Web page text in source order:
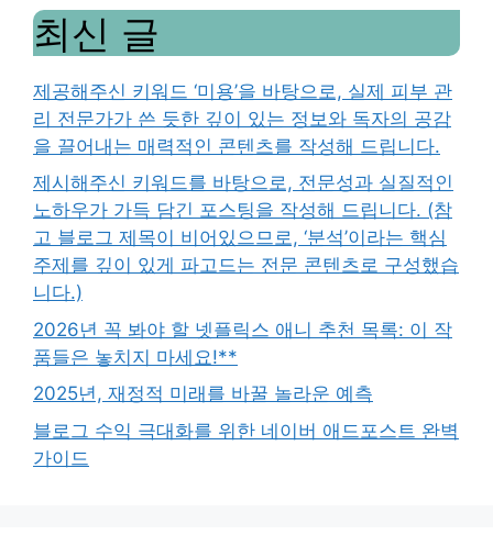
최신 글
제공해주신 키워드 ‘미용’을 바탕으로, 실제 피부 관
리 전문가가 쓴 듯한 깊이 있는 정보와 독자의 공감
을 끌어내는 매력적인 콘텐츠를 작성해 드립니다.
제시해주신 키워드를 바탕으로, 전문성과 실질적인
노하우가 가득 담긴 포스팅을 작성해 드립니다. (참
고 블로그 제목이 비어있으므로, ‘분석’이라는 핵심
주제를 깊이 있게 파고드는 전문 콘텐츠로 구성했습
니다.)
2026년 꼭 봐야 할 넷플릭스 애니 추천 목록: 이 작
품들은 놓치지 마세요!**
2025년, 재정적 미래를 바꿀 놀라운 예측
블로그 수익 극대화를 위한 네이버 애드포스트 완벽
가이드